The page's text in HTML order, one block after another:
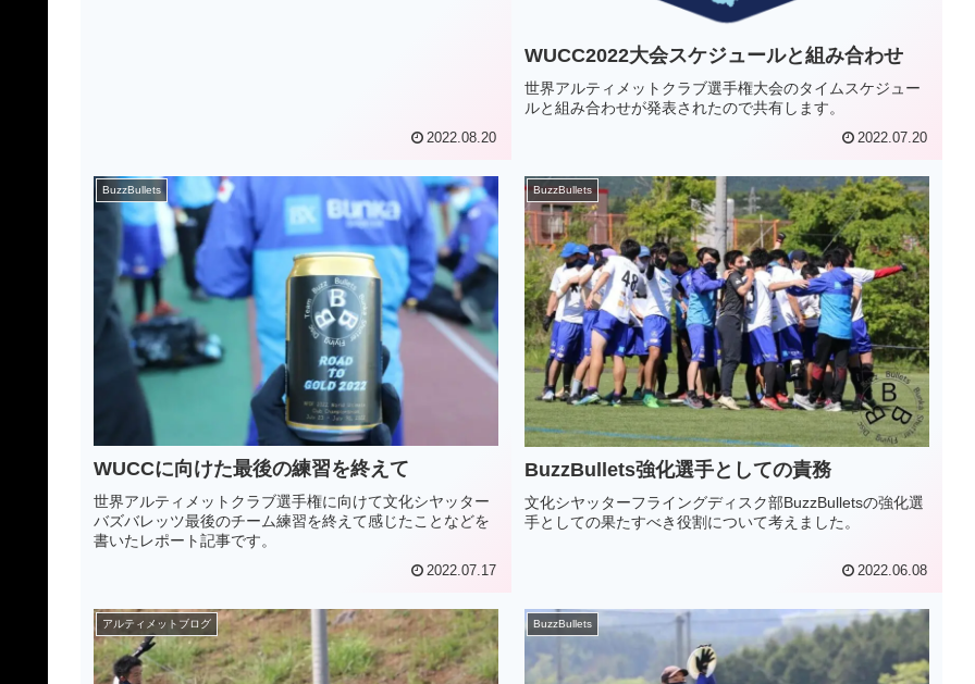
2022.08.20
WUCC2022大会スケジュールと組み合わせ
世界アルティメットクラブ選手権大会のタイムスケジュー
ルと組み合わせが発表されたので共有します。
2022.07.20
BuzzBullets
WUCCに向けた最後の練習を終えて
世界アルティメットクラブ選手権に向けて文化シヤッター
バズバレッツ最後のチーム練習を終えて感じたことなどを
書いたレポート記事です。
2022.07.17
BuzzBullets
BuzzBullets強化選手としての責務
文化シヤッターフライングディスク部BuzzBulletsの強化選
手としての果たすべき役割について考えました。
2022.06.08
アルティメットブログ BuzzBullets